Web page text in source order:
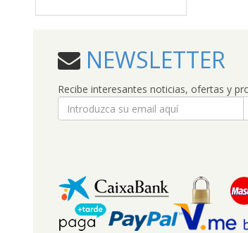
NEWSLETTER
Recibe interesantes noticias, ofertas y